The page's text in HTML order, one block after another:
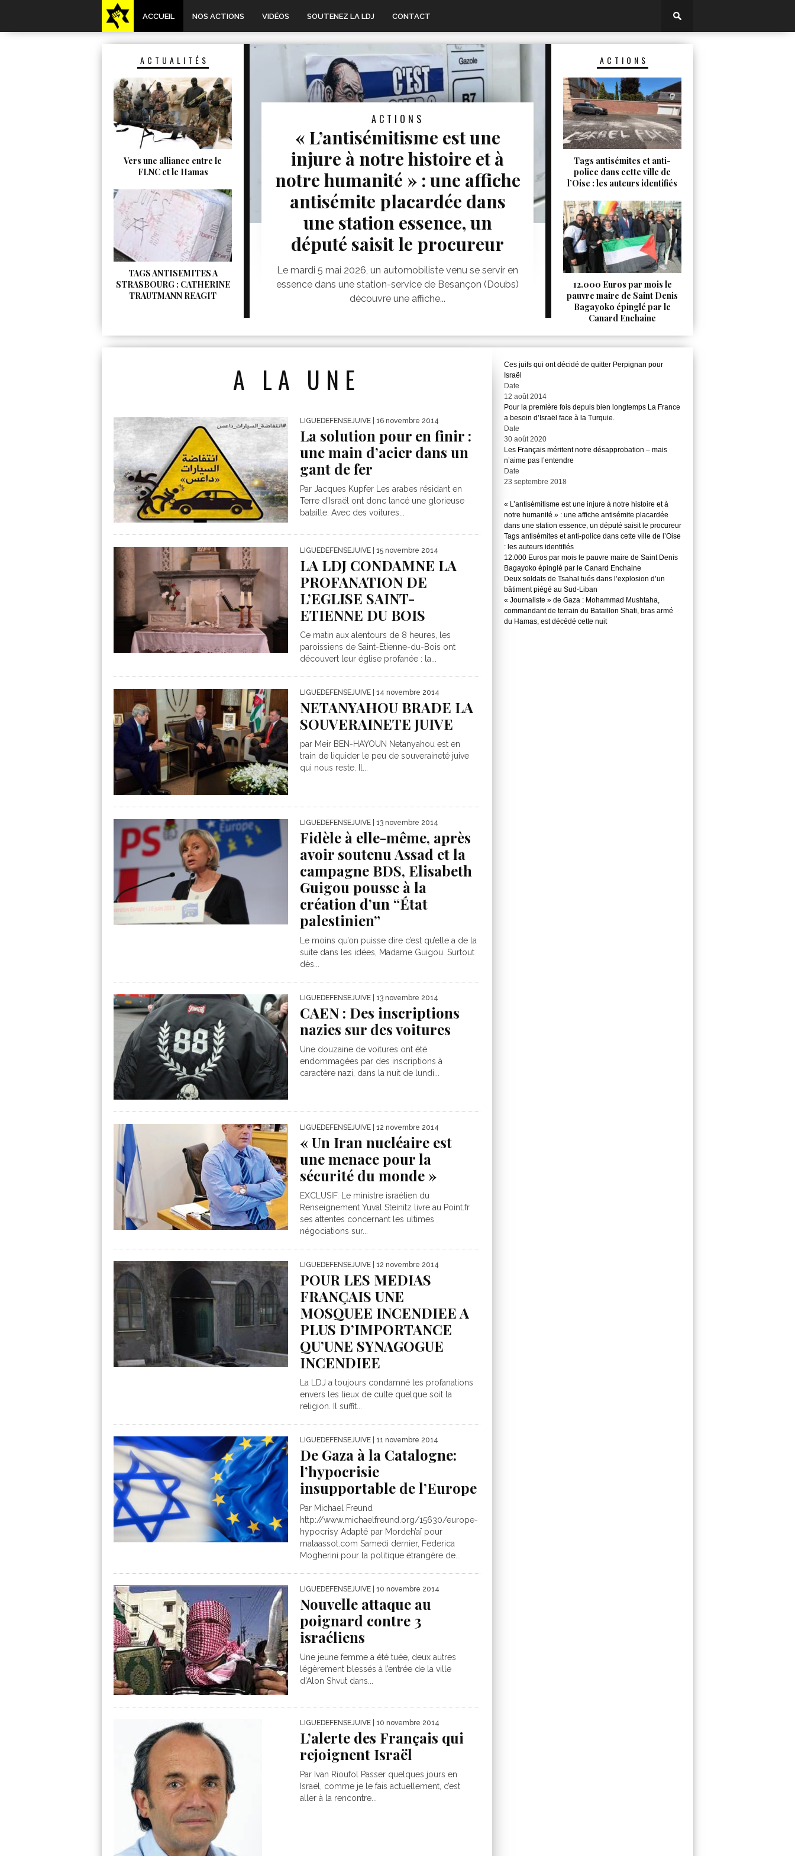
ACCUEIL NOS ACTIONS VIDÉOS SOUTENEZ LA LDJ CONTACT
ACTIONS
« L’antisémitisme est une
injure à notre histoire et à
notre humanité » : une affiche
antisémite placardée dans
une station essence, un
député saisit le procureur
Le mardi 5 mai 2026, un automobiliste venu se servir en
essence dans une station-service de Besançon (Doubs)
découvre une affiche...
ACTUALITÉS
Vers une alliance entre le
FLNC et le Hamas
TAGS ANTISEMITES A
STRASBOURG : CATHERINE
TRAUTMANN REAGIT
ACTIONS
Tags antisémites et anti-
police dans cette ville de
l’Oise : les auteurs identifiés
12.000 Euros par mois le
pauvre maire de Saint Denis
Bagayoko épinglé par le
Canard Enchaine
A LA UNE
LIGUEDEFENSEJUIVE | 16 novembre 2014
La solution pour en finir :
une main d’acier dans un
gant de fer
Par Jacques Kupfer Les arabes résidant en
Terre d’Israël ont donc lancé une glorieuse
bataille. Avec des voitures...
LIGUEDEFENSEJUIVE | 15 novembre 2014
LA LDJ CONDAMNE LA
PROFANATION DE
L’EGLISE SAINT-
ETIENNE DU BOIS
Ce matin aux alentours de 8 heures, les
paroissiens de Saint-Etienne-du-Bois ont
découvert leur église profanée : la...
LIGUEDEFENSEJUIVE | 14 novembre 2014
NETANYAHOU BRADE LA
SOUVERAINETE JUIVE
par Meir BEN-HAYOUN Netanyahou est en
train de liquider le peu de souveraineté juive
qui nous reste. Il...
LIGUEDEFENSEJUIVE | 13 novembre 2014
Fidèle à elle-même, après
avoir soutenu Assad et la
campagne BDS, Elisabeth
Guigou pousse à la
création d’un “État
palestinien”
Le moins qu’on puisse dire c’est qu’elle a de la
suite dans les idées, Madame Guigou. Surtout
dès...
LIGUEDEFENSEJUIVE | 13 novembre 2014
CAEN : Des inscriptions
nazies sur des voitures
Une douzaine de voitures ont été
endommagées par des inscriptions à
caractère nazi, dans la nuit de lundi...
LIGUEDEFENSEJUIVE | 12 novembre 2014
« Un Iran nucléaire est
une menace pour la
sécurité du monde »
EXCLUSIF. Le ministre israélien du
Renseignement Yuval Steinitz livre au Point.fr
ses attentes concernant les ultimes
négociations sur...
LIGUEDEFENSEJUIVE | 12 novembre 2014
POUR LES MEDIAS
FRANÇAIS UNE
MOSQUEE INCENDIEE A
PLUS D’IMPORTANCE
QU’UNE SYNAGOGUE
INCENDIEE
La LDJ a toujours condamné les profanations
envers les lieux de culte quelque soit la
religion. Il suffit...
LIGUEDEFENSEJUIVE | 11 novembre 2014
De Gaza à la Catalogne:
l’hypocrisie
insupportable de l’Europe
Par Michael Freund
http://www.michaelfreund.org/15630/europe-
hypocrisy Adapté par Mordeh’aï pour
malaassot.com Samedi dernier, Federica
Mogherini pour la politique étrangère de...
LIGUEDEFENSEJUIVE | 10 novembre 2014
Nouvelle attaque au
poignard contre 3
israéliens
Une jeune femme a été tuée, deux autres
légèrement blessés à l’entrée de la ville
d’Alon Shvut dans...
LIGUEDEFENSEJUIVE | 10 novembre 2014
L’alerte des Français qui
rejoignent Israël
Par Ivan Rioufol Passer quelques jours en
Israël, comme je le fais actuellement, c’est
aller à la rencontre...
Ces juifs qui ont décidé de quitter Perpignan pour
Israël
Date
12 août 2014
Pour la première fois depuis bien longtemps La France
a besoin d’Israël face à la Turquie.
Date
30 août 2020
Les Français méritent notre désapprobation – mais
n’aime pas l’entendre
Date
23 septembre 2018
« L’antisémitisme est une injure à notre histoire et à
notre humanité » : une affiche antisémite placardée
dans une station essence, un député saisit le procureur
Tags antisémites et anti-police dans cette ville de l’Oise
: les auteurs identifiés
12.000 Euros par mois le pauvre maire de Saint Denis
Bagayoko épinglé par le Canard Enchaine
Deux soldats de Tsahal tués dans l’explosion d’un
bâtiment piégé au Sud-Liban
« Journaliste » de Gaza : Mohammad Mushtaha,
commandant de terrain du Bataillon Shati, bras armé
du Hamas, est décédé cette nuit